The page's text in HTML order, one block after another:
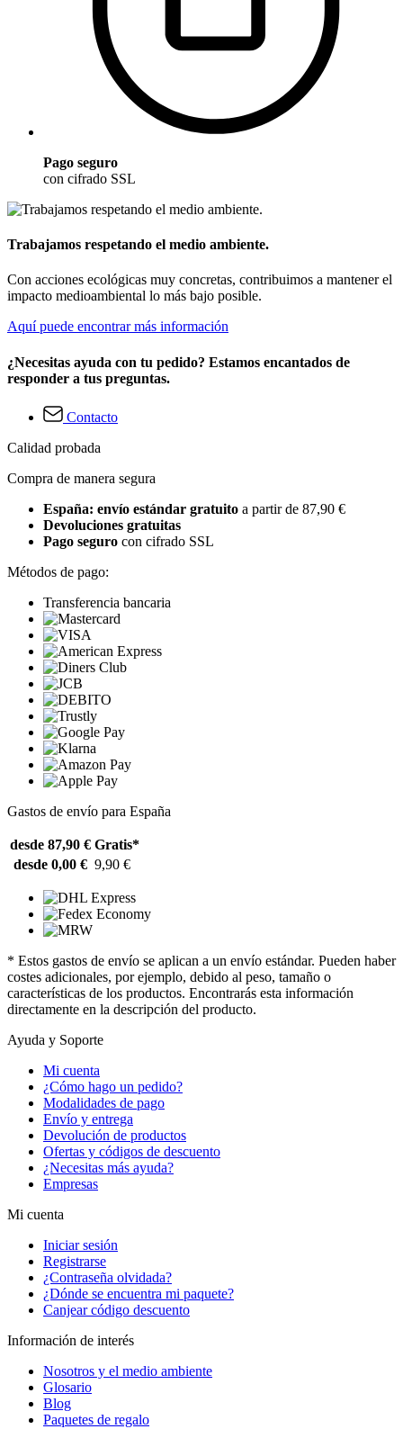
Pago seguro
con cifrado SSL
Trabajamos respetando el medio ambiente.
Con acciones ecológicas muy concretas, contribuimos a mantener el
impacto medioambiental lo más bajo posible.
Aquí puede encontrar más información
¿Necesitas ayuda con tu pedido? Estamos encantados de
responder a tus preguntas.
Contacto
Calidad probada
Compra de manera segura
España: envío estándar gratuito a partir de 87,90 €
Devoluciones gratuitas
Pago seguro con cifrado SSL
Métodos de pago:
Transferencia bancaria
Gastos de envío para España
desde 87,90 € Gratis*
desde 0,00 € 9,90 €
* Estos gastos de envío se aplican a un envío estándar. Pueden haber
costes adicionales, por ejemplo, debido al peso, tamaño o
características de los productos. Encontrarás esta información
directamente en la descripción del producto.
Ayuda y Soporte
Mi cuenta
¿Cómo hago un pedido?
Modalidades de pago
Envío y entrega
Devolución de productos
Ofertas y códigos de descuento
¿Necesitas más ayuda?
Empresas
Mi cuenta
Iniciar sesión
Registrarse
¿Contraseña olvidada?
¿Dónde se encuentra mi paquete?
Canjear código descuento
Información de interés
Nosotros y el medio ambiente
Glosario
Blog
Paquetes de regalo